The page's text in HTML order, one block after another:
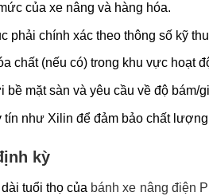
của xe nâng và hàng hóa.
phải chính xác theo thông số kỹ
chất (nếu có) trong khu vực hoạt
bề mặt sàn và yêu cầu về độ bám/
tín như Xilin để đảm bảo chất
kỳ
tuổi thọ của bánh xe nâng điện